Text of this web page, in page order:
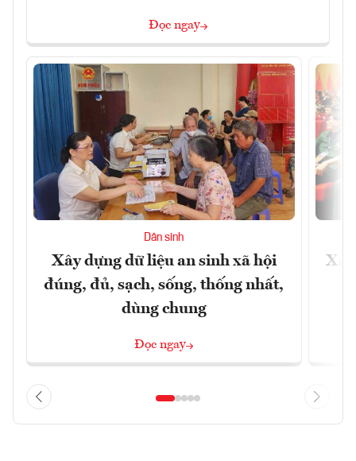
Đọc ngay
Dân sinh
Xây dựng dữ liệu an sinh xã hội
đúng, đủ, sạch, sống, thống nhất,
dùng chung
Đọc ngay